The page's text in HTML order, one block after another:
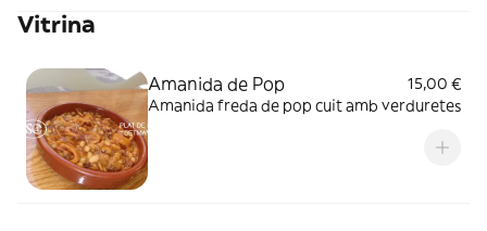
Vitrina
Amanida de Pop
15,00 €
Amanida freda de pop cuit amb verduretes